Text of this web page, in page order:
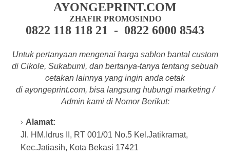
AYONGEPRINT.COM
ZHAFIR PROMOSINDO
0822 118 118 21 - 0822 6000 8543
Untuk pertanyaan mengenai harga sablon bantal custom
di Cikole, Sukabumi, dan bertanya-tanya tentang sebuah
cetakan lainnya yang ingin anda cetak
di ayongeprint.com, bisa langsung hubungi marketing /
Admin kami di Nomor Berikut:
Alamat:
Jl. HM.Idrus II, RT 001/01 No.5 Kel.Jatikramat,
Kec.Jatiasih, Kota Bekasi 17421